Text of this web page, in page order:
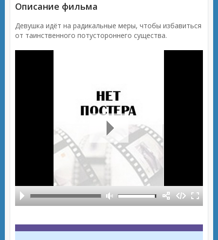
Описание фильма
Девушка идёт на радикальные меры, чтобы избавиться
от таинственного потустороннего существа.